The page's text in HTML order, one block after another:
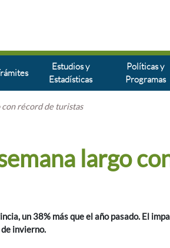
Estudios y
Estadísticas
Políticas y
Programas
con récord de turistas
largo
un 38% más que el año pasado. El
invierno.